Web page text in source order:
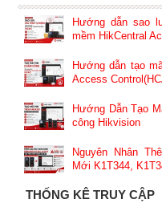
Hướng dẫn sao
mềm HikCentral
Hướng dẫn tạo
Access
Hướng Dẫn Tạo
công Hikvision
Nguyên Nhân
Mới K1T344,
THỐNG KÊ TRUY CẬP